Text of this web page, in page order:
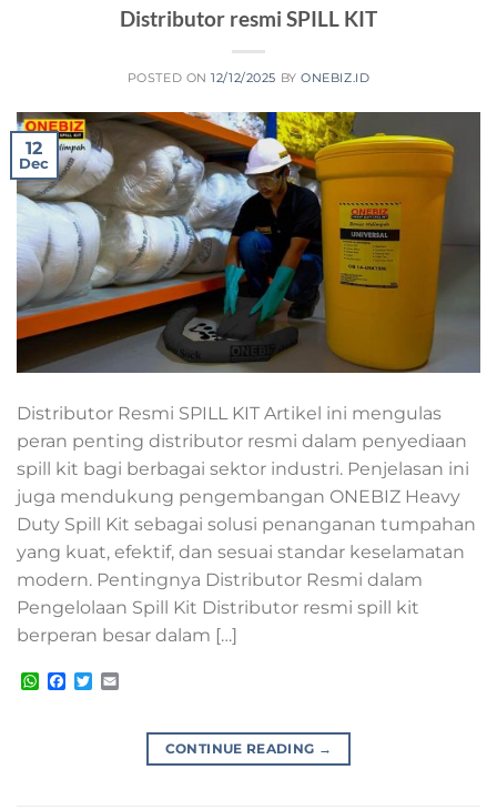
Distributor resmi SPILL KIT
POSTED ON12/12/2025 BYONEBIZ.ID
12
Dec
Distributor Resmi SPILL KIT Artikel ini mengulas
peran penting distributor resmi dalam penyediaan
spill kit bagi berbagai sektor industri. Penjelasan ini
juga mendukung pengembangan ONEBIZ Heavy
Duty Spill Kit sebagai solusi penanganan tumpahan
yang kuat, efektif, dan sesuai standar keselamatan
modern. Pentingnya Distributor Resmi dalam
Pengelolaan Spill Kit Distributor resmi spill kit
berperan besar dalam […]
WhatsApp
Facebook
Twitter
CONTINUE READING →